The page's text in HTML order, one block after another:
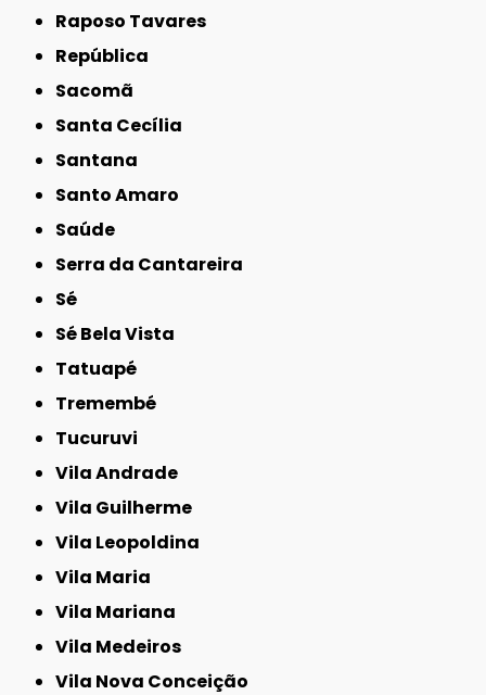
Raposo Tavares
República
Sacomã
Santa Cecília
Santana
Santo Amaro
Saúde
Serra da Cantareira
Sé
Sé Bela Vista
Tatuapé
Tremembé
Tucuruvi
Vila Andrade
Vila Guilherme
Vila Leopoldina
Vila Maria
Vila Mariana
Vila Medeiros
Vila Nova Conceição